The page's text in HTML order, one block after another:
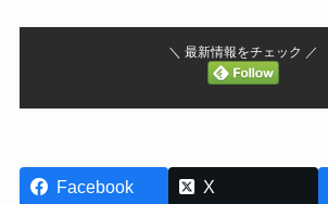
＼ 最新情報をチェック ／
Facebook X